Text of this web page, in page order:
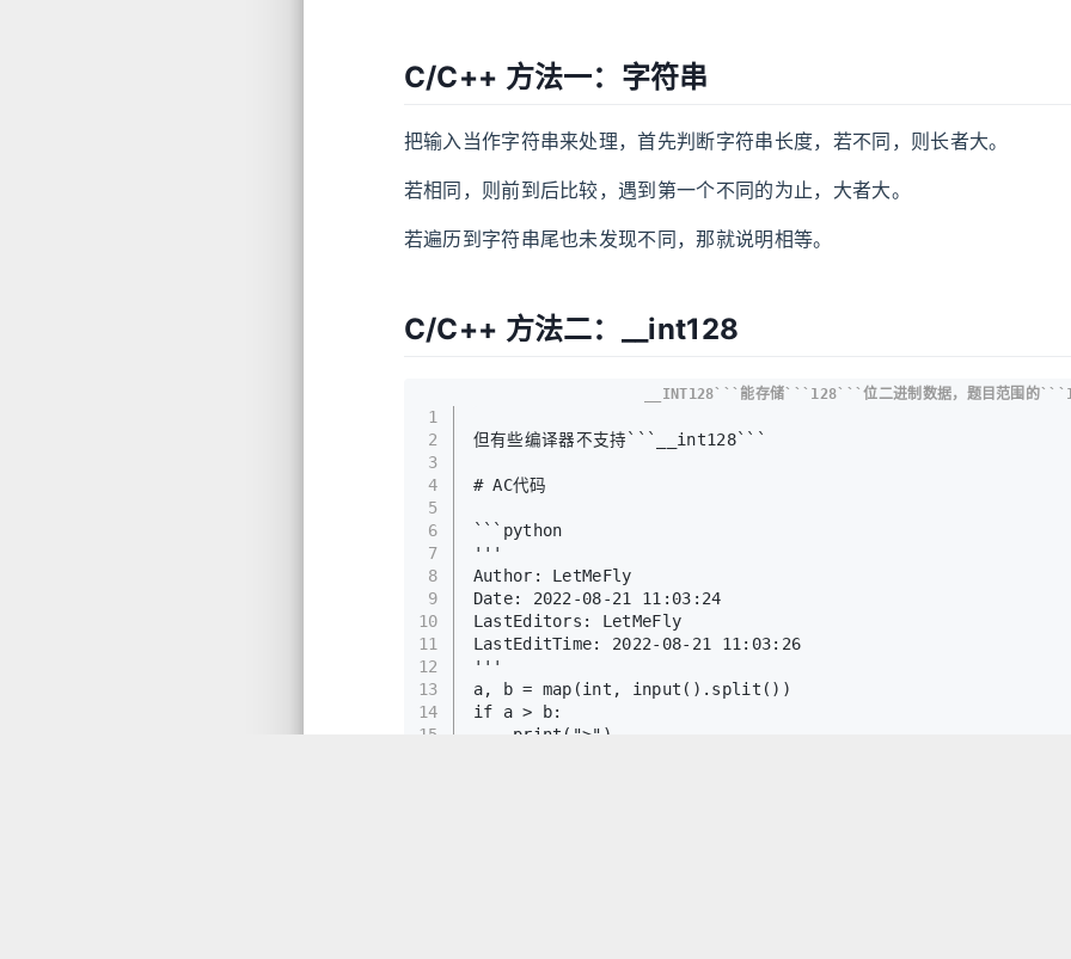
C/C++ 方法一：字符串
把输入当作字符串来处理，首先判断字符串长度，若不同，则长者大。
若相同，则前到后比较，遇到第一个不同的为止，大者大。
若遍历到字符串尾也未发现不同，那就说明相等。
C/C++ 方法二：__int128
1
2
3
4
5
6
7
8
9
10
11
12
13
14
15
但有些编译器不支持```__int128```
# AC代码
```python
'''
Author: LetMeFly
Date: 2022-08-21 11:03:24
LastEditors: LetMeFly
LastEditTime: 2022-08-21 11:03:26
'''
a, b = map(int, input().split())
if a > b:
    print(">")
__INT128```能存储```128```位二进制数据，题目范围的